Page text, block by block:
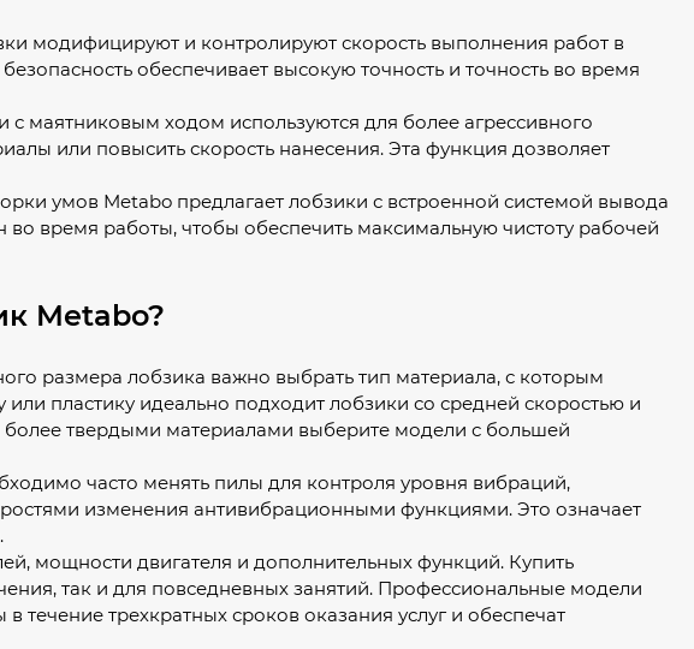
модифицируют и контролируют скорость выполнения работ в
обеспечивает высокую точность и точность во время
с маятниковым ходом используются для более агрессивного
или повысить скорость нанесения. Эта функция дозволяет
умов Metabo предлагает лобзики с встроенной системой вывода
время работы, чтобы обеспечить максимальную чистоту рабочей
Metabo?
размера лобзика важно выбрать тип материала, с которым
пластику идеально подходит лобзики со средней скоростью и
твердыми материалами выберите модели с большей
часто менять пилы для контроля уровня вибраций,
изменения антивибрационными функциями. Это означает
мощности двигателя и дополнительных функций. Купить
так и для повседневных занятий. Профессиональные модели
течение трехкратных сроков оказания услуг и обеспечат